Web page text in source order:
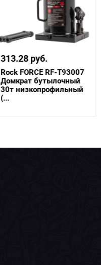
313.28 руб.
Rock FORCE RF-T93007
Домкрат бутылочный
30т низкопрофильный
(...